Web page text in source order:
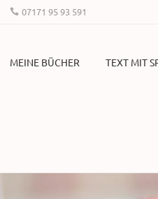
07171 95 93 591
MEINE BÜCHER TEXT MIT